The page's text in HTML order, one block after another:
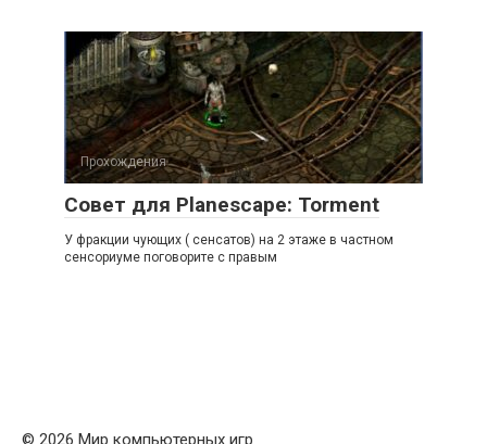
Прохождения
Совет для Planescape: Torment
У фракции чующих ( сенсатов) на 2 этаже в частном
сенсориуме поговорите с правым
© 2026 Мир компьютерных игр